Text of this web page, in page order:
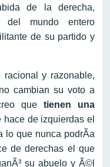
de la derecha,
del mundo entero
de su partido y
y razonable,
cambian su voto a
que tienen una
hace de izquierdas el
lo que nunca podrÃ­a
de derechas el que
su abuelo y Ã©l